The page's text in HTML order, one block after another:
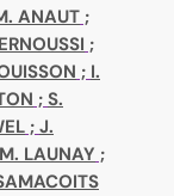
ANAUT;
;
; I.
; S.
; J.
M. LAUNAY ;